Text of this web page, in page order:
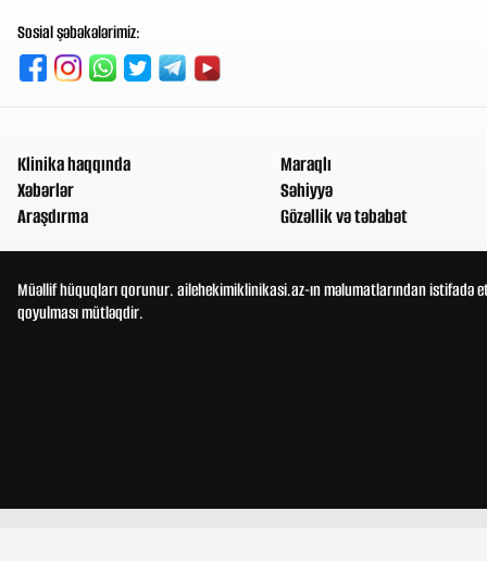
Sosial şəbəkələrimiz:
Klinika haqqında
Xəbərlər
Araşdırma
Maraqlı
Səhiyyə
Gözəllik və təbabət
Müəllif hüquqları qorunur. ailehekimiklinikasi.az-ın məlumatlarından
qoyulması mütləqdir.